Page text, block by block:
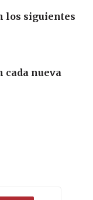
los siguientes
cada nueva